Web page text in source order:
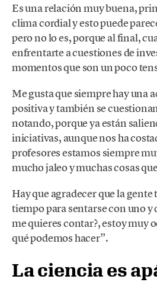
Es una relación muy buena,
clima cordial y esto puede
pero no lo es, porque al final,
enfrentarte a cuestiones de
momentos que son un poco
Me gusta que siempre hay una
positiva y también se
notando, porque ya están
iniciativas, aunque nos ha
profesores estamos siempre
mucho jaleo y muchas cosas
Hay que agradecer que la
tiempo para sentarse con uno y
me quieres contar?, estoy muy
qué podemos hacer”.
La ciencia es